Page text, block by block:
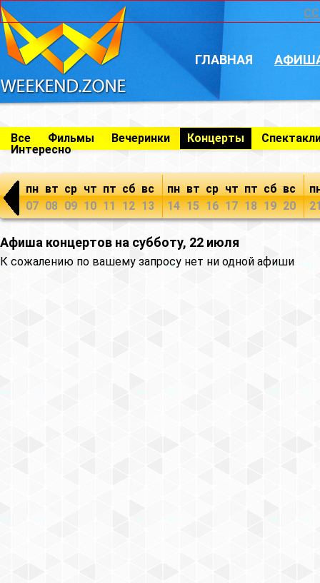
ГЛАВНАЯ
Все Фильмы Вечеринки Концерты
Интересно
пн
07
вт
08
ср
09
чт
10
пт
11
сб
12
вс
13
пн
14
вт
15
ср
16
чт
17
пт
18
сб
19
вс
20
Афиша концертов на субботу, 22 июля
К сожалению по вашему запросу нет ни одной афиши